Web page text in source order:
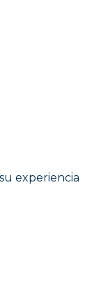
experiencia